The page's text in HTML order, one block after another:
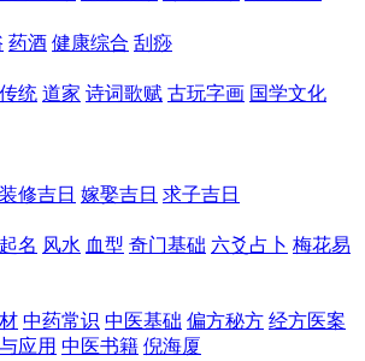
药酒 健康综合 刮痧
统 道家 诗词歌赋 古玩字画 国学文化
装修吉日 嫁娶吉日 求子吉日
起名 风水 血型 奇门基础 六爻占卜 梅花易
中药常识 中医基础 偏方秘方 经方医案
应用 中医书籍 倪海厦